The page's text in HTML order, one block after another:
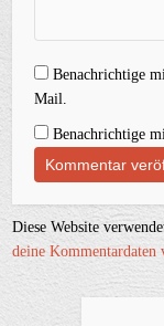
Benachrichtige
Mail.
Benachrichtige
Diese Website
deine Kommentardaten